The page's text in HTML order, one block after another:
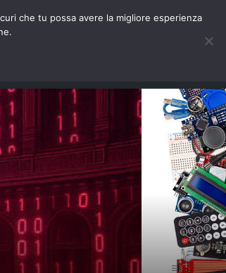
che tu possa avere la migliore esperienza